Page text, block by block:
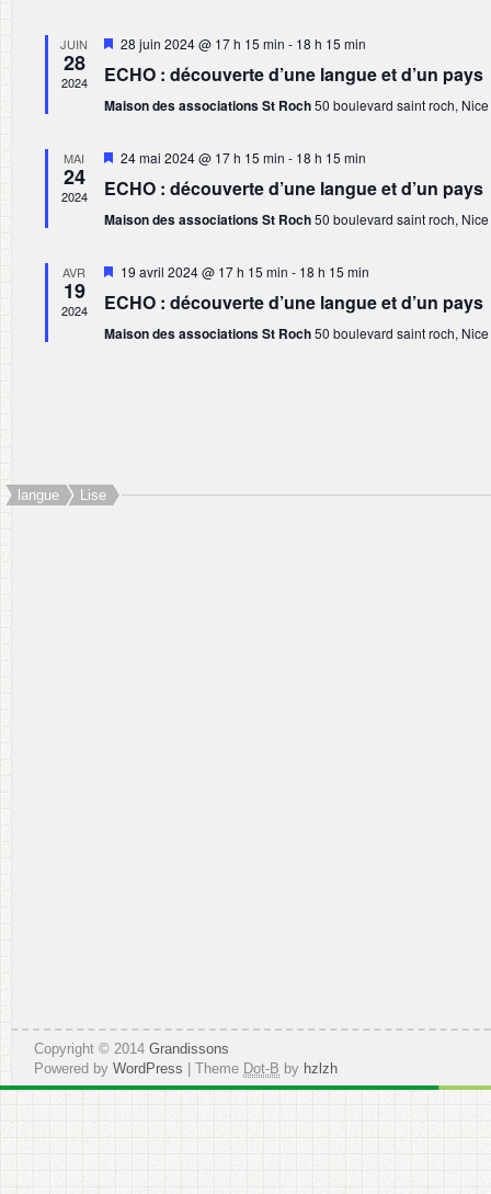
JUIN
28
2024
Mis
avant
28 juin 2024 @ 17 h 15 min - 18 h 15 min
ECHO : découverte d’une langue et d’un pays
Maison des associations St Roch50 boulevard saint roch, Nice
MAI
24
2024
Mis
avant
24 mai 2024 @ 17 h 15 min - 18 h 15 min
ECHO : découverte d’une langue et d’un pays
Maison des associations St Roch50 boulevard saint roch, Nice
AVR
19
2024
Mis
avant
19 avril 2024 @ 17 h 15 min - 18 h 15 min
ECHO : découverte d’une langue et d’un pays
Maison des associations St Roch50 boulevard saint roch, Nice
langue Lise
Copyright © 2014 Grandissons
Powered by WordPress | Theme Dot-B by hzlzh